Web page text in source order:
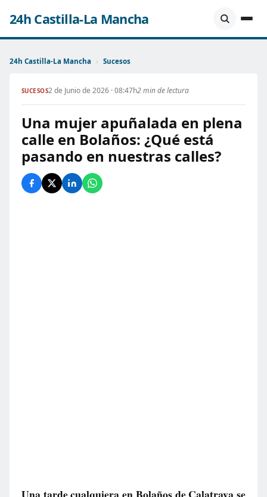
24h Castilla-La Mancha
24h Castilla-La Mancha › Sucesos
SUCESOS2 de Junio de 2026 · 08:47h2 min de lectura
Una mujer apuñalada en plena
calle en Bolaños: ¿Qué está
pasando en nuestras calles?